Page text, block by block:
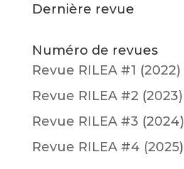
Dernière revue
Numéro de revues
Revue RILEA #1 (2022)
Revue RILEA #2 (2023)
Revue RILEA #3 (2024)
Revue RILEA #4 (2025)